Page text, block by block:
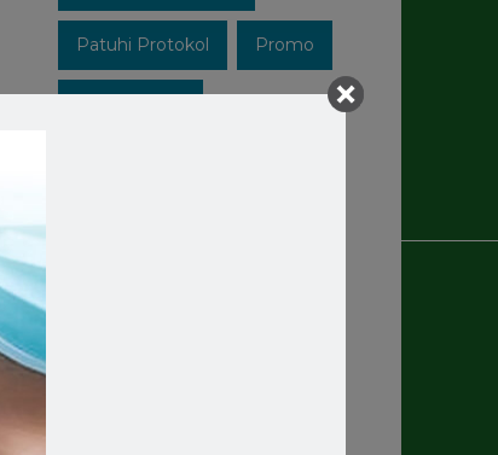
Patuhi Protokol Promo